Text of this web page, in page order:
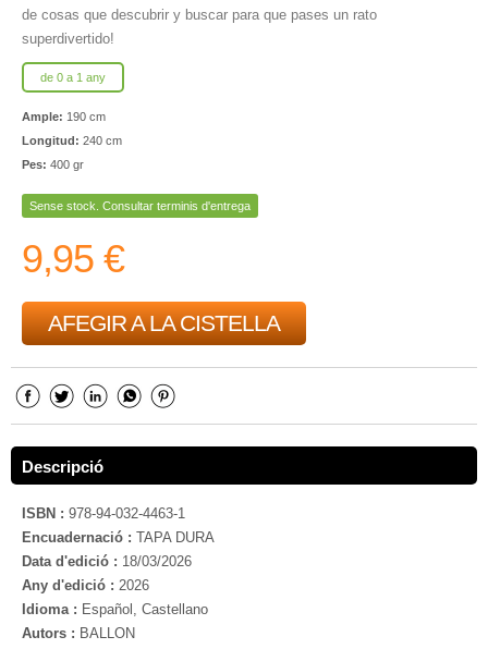
de cosas que descubrir y buscar para que pases un rato
superdivertido!
de 0 a 1 any
Ample: 190 cm
Longitud: 240 cm
Pes: 400 gr
Sense stock. Consultar terminis d'entrega
9,95 €
AFEGIR A LA CISTELLA
Descripció
ISBN : 978-94-032-4463-1
Encuadernació : TAPA DURA
Data d'edició : 18/03/2026
Any d'edició : 2026
Idioma : Español, Castellano
Autors : BALLON